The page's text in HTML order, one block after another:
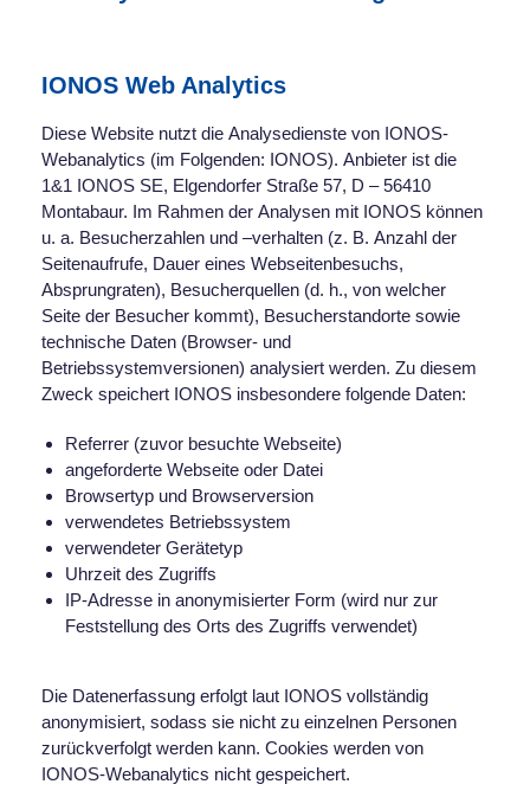
IONOS Web Analytics
Diese Website nutzt die Analysedienste von IONOS-
Webanalytics (im Folgenden: IONOS). Anbieter ist die
1&1 IONOS SE, Elgendorfer Straße 57, D – 56410
Montabaur. Im Rahmen der Analysen mit IONOS können
u. a. Besucherzahlen und –verhalten (z. B. Anzahl der
Seitenaufrufe, Dauer eines Webseitenbesuchs,
Absprungraten), Besucherquellen (d. h., von welcher
Seite der Besucher kommt), Besucherstandorte sowie
technische Daten (Browser- und
Betriebssystemversionen) analysiert werden. Zu diesem
Zweck speichert IONOS insbesondere folgende Daten:
Referrer (zuvor besuchte Webseite)
angeforderte Webseite oder Datei
Browsertyp und Browserversion
verwendetes Betriebssystem
verwendeter Gerätetyp
Uhrzeit des Zugriffs
IP-Adresse in anonymisierter Form (wird nur zur
Feststellung des Orts des Zugriffs verwendet)
Die Datenerfassung erfolgt laut IONOS vollständig
anonymisiert, sodass sie nicht zu einzelnen Personen
zurückverfolgt werden kann. Cookies werden von
IONOS-Webanalytics nicht gespeichert.